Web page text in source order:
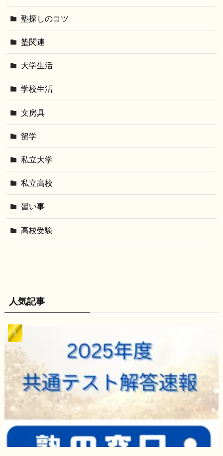
塾探しのコツ
塾関連
大学生活
学校生活
文房具
留学
私立大学
私立高校
習い事
高校受験
人気記事